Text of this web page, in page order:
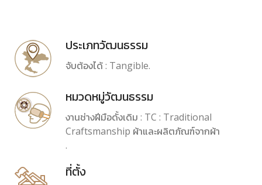
ประเภทวัฒนธรรม
จับต้องได้ : Tangible.
หมวดหมู่วัฒนธรรม
งานช่างฝีมือดั้งเดิม : TC : Traditional
Craftsmanship ผ้าและผลิตภัณฑ์จากผ้า
.
ที่ตั้ง